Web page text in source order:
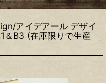
アイデアール デザイ
＆B3 (在庫限りで生産